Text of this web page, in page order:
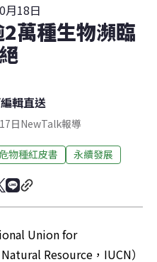
月18日
萬種生物瀕臨
編輯直送
日NewTalk報導
物種紅皮書 永續發展
Union for
Resource，IUCN）